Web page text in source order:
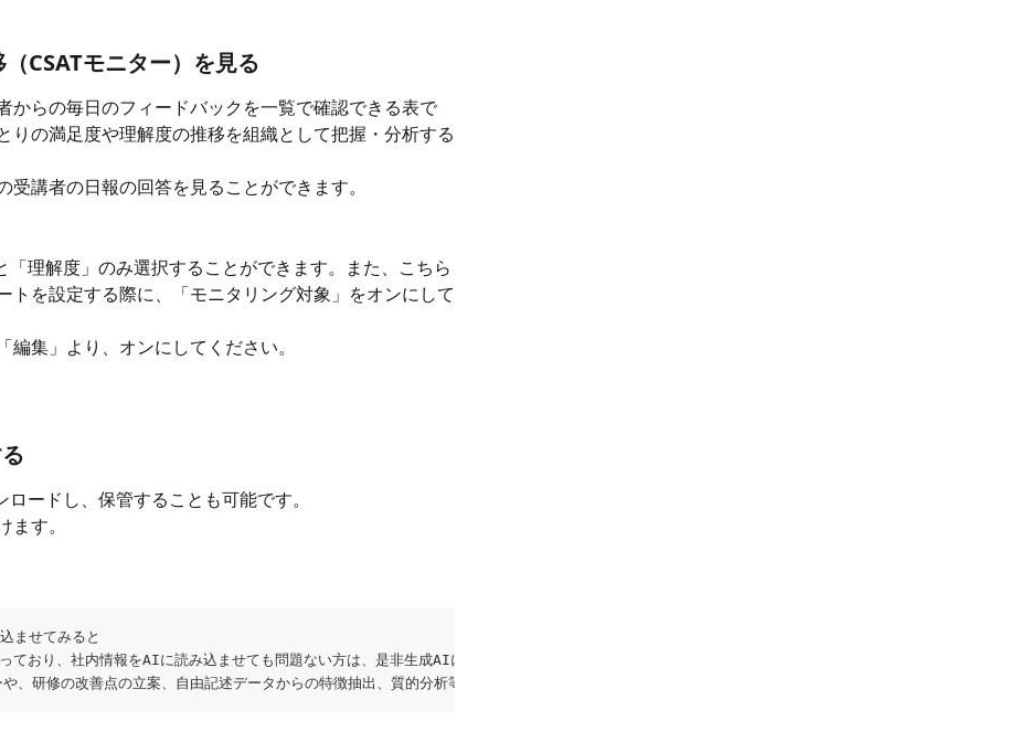
CSATモニター）を見る
からの毎日のフィードバックを一覧で確認できる表で
りの満足度や理解度の推移を組織として把握・分析する
講者の日報の回答を見ることができます。
理解度」のみ選択することができます。また、こちら
トを設定する際に、「モニタリング対象」をオンにして
集」より、オンにしてください。
ードし、保管することも可能です。
す。
ませてみると
ており、社内情報をAIに読み込ませても問題ない方は、是非生成AIに日報のデータを入れてみましょう。
、研修の改善点の立案、自由記述データからの特徴抽出、質的分析等、様々なデータを得ることができます